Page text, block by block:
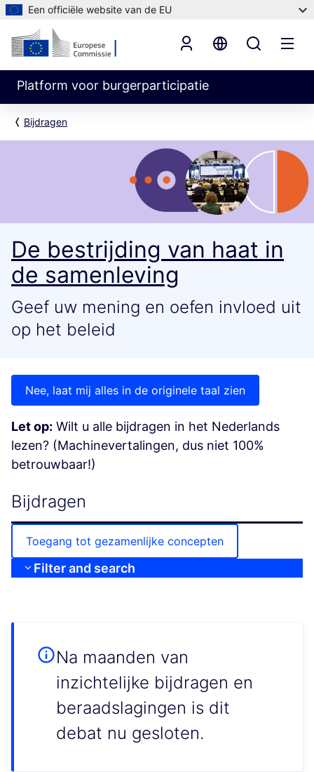
Een officiële website van de EU
Platform voor burgerparticipatie
Bijdragen
De bestrijding van haat in
de samenleving
Geef uw mening en oefen invloed uit
op het beleid
Nee, laat mij alles in de originele taal zien
Let op: Wilt u alle bijdragen in het Nederlands
lezen? (Machinevertalingen, dus niet 100%
betrouwbaar!)
Bijdragen
Toegang tot gezamenlijke concepten
Filter and search
Na maanden van
inzichtelijke bijdragen en
beraadslagingen is dit
debat nu gesloten.